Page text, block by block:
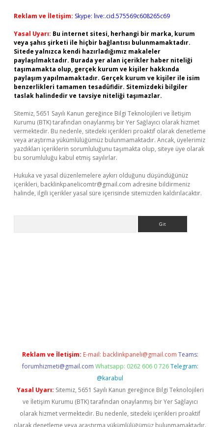
Reklam ve İletişim: Skype: live:.cid.575569c608265c69
Yasal Uyarı: Bu internet sitesi, herhangi bir marka, kurum
veya şahıs şirketi ile hiçbir bağlantısı bulunmamaktadır.
Sitede yalnızca kendi hazırladığımız makaleler
paylaşılmaktadır. Burada yer alan içerikler haber niteliği
taşımamakta olup, gerçek kurum ve kişiler hakkında
paylaşım yapılmamaktadır. Gerçek kurum ve kişiler ile isim
benzerlikleri tamamen tesadüfidir. Sitemizdeki bilgiler
taslak halindedir ve tavsiye niteliği taşımazlar.
Sitemiz, 5651 Sayılı Kanun gereğince Bilgi Teknolojileri ve İletişim
Kurumu (BTK) tarafından onaylanmış bir Yer Sağlayıcı olarak hizmet
vermektedir. Bu nedenle, sitedeki içerikleri proaktif olarak denetleme
veya araştırma yükümlülüğümüz bulunmamaktadır. Ancak, üyelerimiz
yazdıkları içeriklerin sorumluluğunu taşımakta olup, siteye üye olarak
bu sorumluluğu kabul etmiş sayılırlar.
Hukuka ve yasal düzenlemelere aykırı olduğunu düşündüğünüz
içerikleri, backlinkpanelicomtr@gmail.com adresine bildirmeniz
halinde, ilgili içerikler yasal süre içerisinde sitemizden kaldırılacaktır.
Reklam ve İletişim: E-mail: backlinkpaneli@gmail.com Teams:
forumhizmeti@gmail.com Whatsapp: 0262 606 0 726 Telegram:
@karabul
Yasal Uyarı: Sitemiz, 5651 Sayılı Kanun gereğince Bilgi Teknolojileri
ve İletişim Kurumu (BTK) tarafından onaylanmış bir Yer Sağlayıcı
olarak hizmet vermektedir. Bu nedenle, sitedeki içerikleri proaktif
olarak denetleme veya araştırma yükümlülüğümüz bulunmamaktadır.